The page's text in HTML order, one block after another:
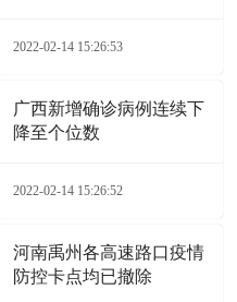
2022-02-14 15:26:53
广西新增确诊病例连续下
降至个位数
2022-02-14 15:26:52
河南禹州各高速路口疫情
防控卡点均已撤除